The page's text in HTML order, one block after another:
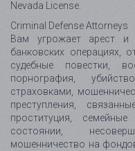
Nevada License.
Criminal Defense Attorneys
Вам угрожает арест и
банковских операциях,
судебные повестки,
порнография,
страховками,
преступления,
проституция,
состоянии,
мошенничество на